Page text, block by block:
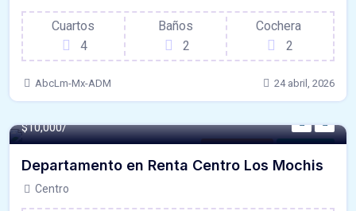
Cuartos
4
Baños
2
Cochera
2
AbcLm-Mx-ADM 24 abril, 2026
Departamento Para Renta
$10,000/
Departamento en Renta Centro Los Mochis
Centro